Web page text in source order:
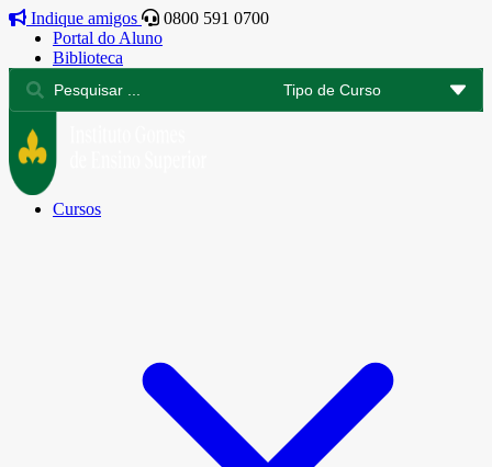
Indique amigos
0800 591 0700
Portal do Aluno
Biblioteca
Cursos